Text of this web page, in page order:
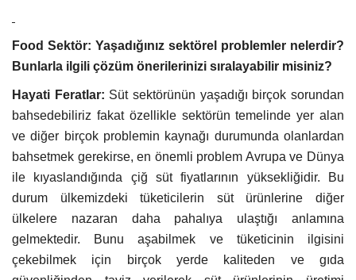
Food Sektör: Yaşadığınız sektörel problemler nelerdir?
Bunlarla ilgili çözüm önerilerinizi sıralayabilir misiniz?
Hayati Feratlar: Süt sektörünün yaşadığı birçok sorundan
bahsedebiliriz fakat özellikle sektörün temelinde yer alan
ve diğer birçok problemin kaynağı durumunda olanlardan
bahsetmek gerekirse, en önemli problem Avrupa ve Dünya
ile kıyaslandığında çiğ süt fiyatlarının yüksekliğidir. Bu
durum ülkemizdeki tüketicilerin süt ürünlerine diğer
ülkelere nazaran daha pahalıya ulaştığı anlamına
gelmektedir. Bunu aşabilmek ve tüketicinin ilgisini
çekebilmek için birçok yerde kaliteden ve gıda